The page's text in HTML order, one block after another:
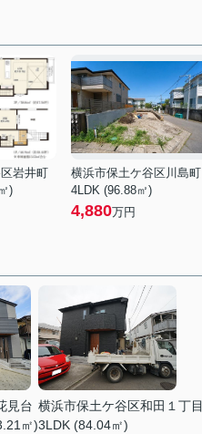
岩井町
)
横浜市保土ケ谷区川島町
4LDK (96.88㎡)
4,880万円
見台
㎡)
横浜市保土ケ谷区和田１丁目
3LDK (84.04㎡)